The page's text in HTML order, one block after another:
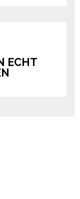
ECHT